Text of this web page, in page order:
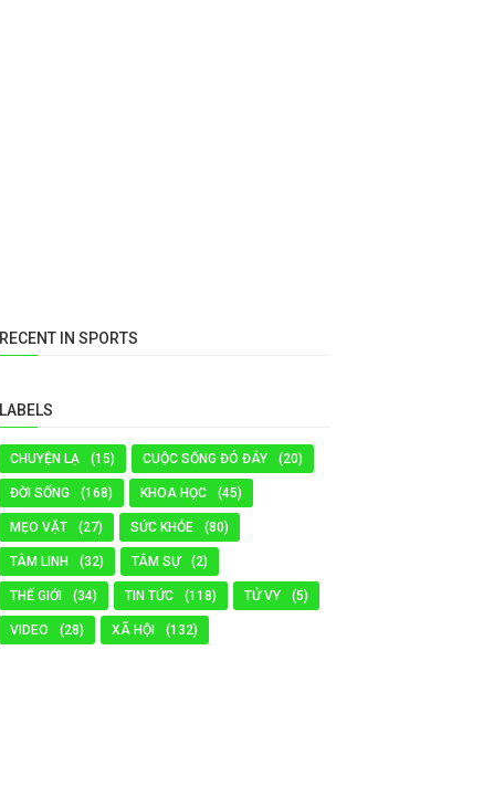
RECENT IN SPORTS
LABELS
CHUYỆN LẠ (15) CUỘC SỐNG ĐÓ ĐÂY (20)
ĐỜI SỐNG (168) KHOA HỌC (45)
MẸO VẶT (27) SỨC KHỎE (80)
TÂM LINH (32) TÂM SỰ (2)
THẾ GIỚI (34) TIN TỨC (118) TỬ VY (5)
VIDEO (28) XÃ HỘI (132)